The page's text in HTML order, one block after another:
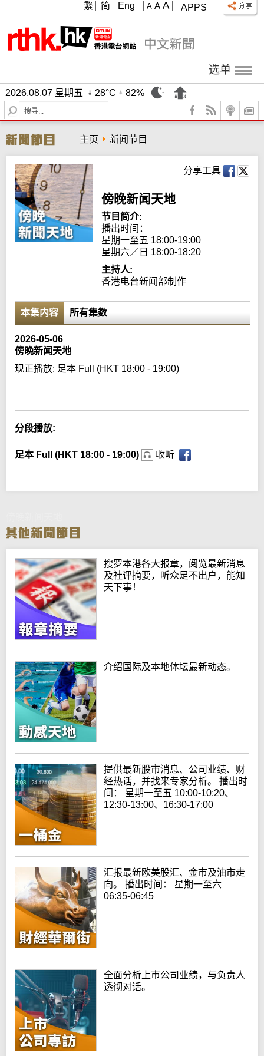
APPS
A A A
繁 简 Eng
选单
2026.08.07 星期五 28°C
82%
S
e
r
c
h
主页 新闻节目
分享工具
傍晚新闻天地
节目简介:
播出时间：
星期一至五 18:00-19:00
星期六／日 18:00-18:20
主持人:
香港电台新闻部制作
本集内容 所有集数
2026-05-06
傍晚新闻天地
现正播放: 足本 Full (HKT 18:00 - 19:00)
分段播放:
足本 Full (HKT 18:00 - 19:00) 收听
搜罗本港各大报章，阅览最新消息
及社评摘要，听众足不出户，能知
天下事！
介绍国际及本地体坛最新动态。
提供最新股市消息、公司业绩、财
经热话，并找来专家分析。 播出时
间： 星期一至五 10:00-10:20、
12:30-13:00、16:30-17:00
汇报最新欧美股汇、金市及油市走
向。 播出时间： 星期一至六
06:35-06:45
全面分析上巿公司业绩，与负责人
透彻对话。